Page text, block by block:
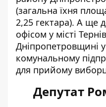
(загальна їхня
2,25 гектара). А ще
офісом у місті
Дніпропетровщині
комунальному
для прийому
Депутат